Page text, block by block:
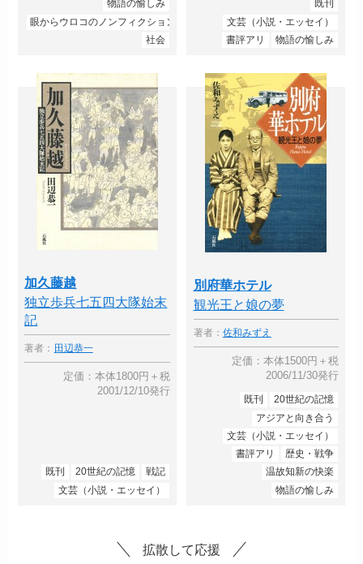
物語の愉しみ
眼からウロコのノンフィクション
社会
既刊
文芸（小説・エッセイ）
書評アリ
物語の愉しみ
加久藤越
独立歩兵七五四大隊始末
記
著者： 田辺恭一
定価：本体1800円＋税
2001/12/10発行
既刊 20世紀の記憶
戦記
文芸（小説・エッセイ）
別府華ホテル
観光王と娘の夢
著者： 佐和みずえ
定価：本体1500円＋税
2006/11/30発行
既刊
20世紀の記憶
アジアと向き合う
文芸（小説・エッセイ）
書評アリ
歴史・戦争
温故知新の快楽
物語の愉しみ
拡散して応援